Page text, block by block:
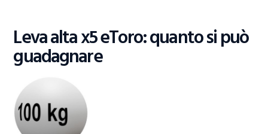
Leva alta x5 eToro: quanto si può
guadagnare